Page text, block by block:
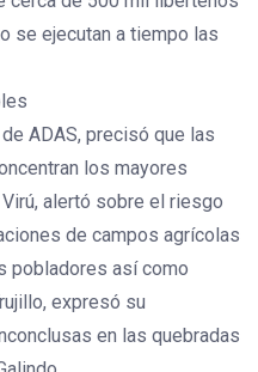
se ejecutan a tiempo las
ADAS, precisó que las
los mayores
alertó sobre el riesgo
de campos agrícolas
pobladores así como
expresó su
en las quebradas